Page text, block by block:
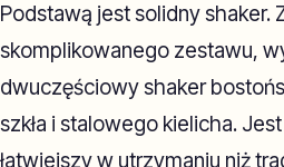
Podstawą jest solidny shaker.
skomplikowanego zestawu,
dwuczęściowy shaker
szkła i stalowego kielicha.
łatwiejszy w utrzymaniu niż